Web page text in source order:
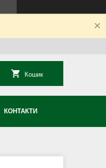
Кошик
КОНТАКТИ